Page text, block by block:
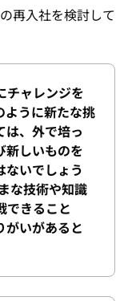
再入社を検討して
チャレンジを
ように新たな挑
は、外で培っ
新しいものを
ないでしょう
な技術や知識
できること
がいがあると